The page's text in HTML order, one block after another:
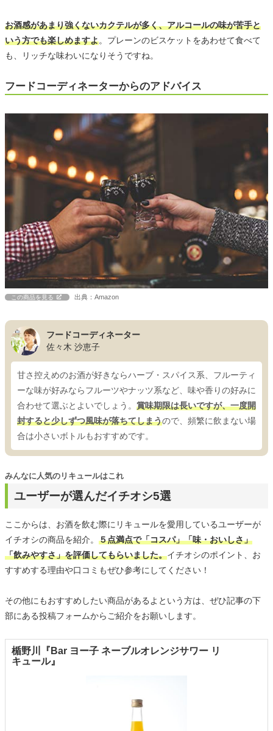
お酒感があまり強くないカクテルが多く、アルコールの味が苦手と
いう方でも楽しめますよ。プレーンのビスケットをあわせて食べて
も、リッチな味わいになりそうですね。
フードコーディネーターからのアドバイス
この商品を見る 出典：Amazon
フードコーディネーター
佐々木 沙恵子
甘さ控えめのお酒が好きならハーブ・スパイス系、フルーティ
ーな味が好みならフルーツやナッツ系など、味や香りの好みに
合わせて選ぶとよいでしょう。 賞味期限は長いですが、一度開
封すると少しずつ風味が落ちてしまうので、頻繁に飲まない場
合は小さいボトルもおすすめです。
ユーザーが選んだイチオシ5選
みんなに人気のリキュールはこれ
ここからは、お酒を飲む際にリキュールを愛用しているユーザーが
イチオシの商品を紹介。 ５点満点で「コスパ」「味・おいしさ」
「飲みやすさ」を評価してもらいました。イチオシのポイント、お
すすめする理由や口コミもぜひ参考にしてください！
その他にもおすすめしたい商品があるよという方は、ぜひ記事の下
部にある投稿フォームからご紹介をお願いします。
楯野川『Bar ヨー子 ネーブルオレンジサワー リ
キュール』